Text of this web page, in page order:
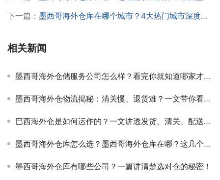
下一篇： 墨西哥海外仓库在哪个城市？4大热门城市深度分析，选对城市，发货快、成本低、客户满意度飙升！
相关新闻
墨西哥海外仓储服务公司怎么样？看完你就知道哪家才靠谱！ 附壹合墨西哥服务解读
墨西哥海外仓物流揭秘：清关慢、退货难？一文带你看懂墨西哥海外仓的价值！
巴西海外仓是如何运作的？一文讲透发货、清关、配送全过程！
墨西哥海外仓库怎么选？墨西哥海外仓库在哪？这几个城市千万别错过！
墨西哥海外仓库有哪些公司？一篇讲清楚选对仓的秘密！